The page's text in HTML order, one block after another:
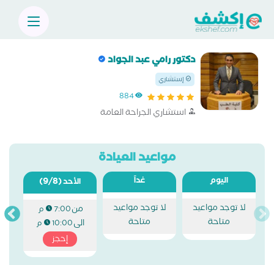
دكتور رامي عبد الجواد
إستشاري
884
استشاري الجراحة العامة
مواعيد العيادة
اليوم
لا توجد مواعيد
متاحة
غداً
لا توجد مواعيد
متاحة
الأحد(9/8)
من7:00 م
الى10:00 م
إحجز